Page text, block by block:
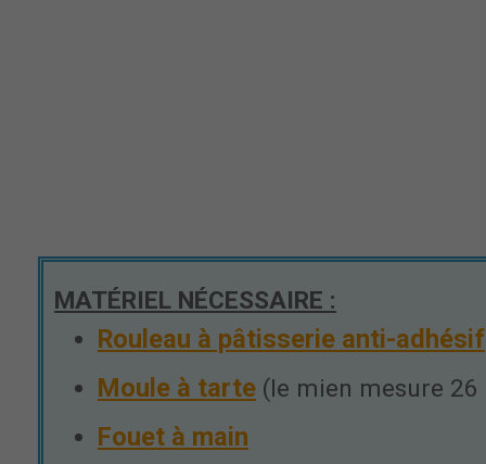
MATÉRIEL NÉCESSAIRE :
Rouleau à pâtisserie anti-adhésif
Moule à tarte (le mien mesure
Fouet à main